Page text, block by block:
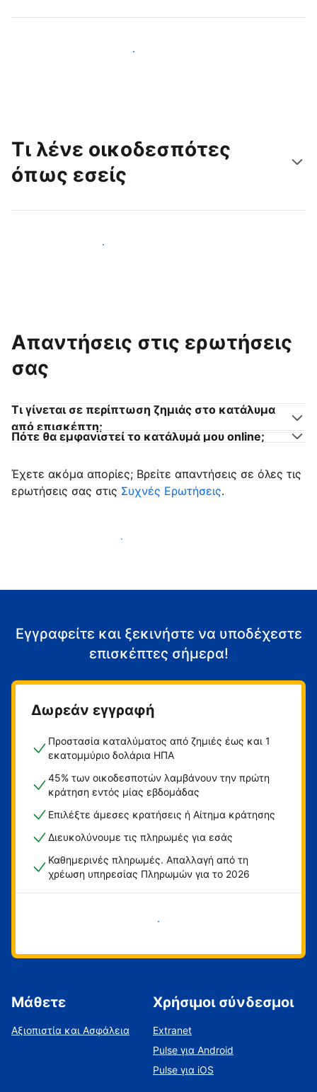
Προσελκύστε νέους επισκέπτες σήμερα
Τι λένε οικοδεσπότες
όπως εσείς
Γίνετε κι εσείς οικοδεσπότης
Απαντήσεις στις ερωτήσεις
σας
Τι γίνεται σε περίπτωση ζημιάς στο κατάλυμα
από επισκέπτη;
Πότε θα εμφανιστεί το κατάλυμά μου online;
Έχετε ακόμα απορίες; Βρείτε απαντήσεις σε όλες τις
ερωτήσεις σας στις Συχνές Ερωτήσεις.
Αρχίστε να υποδέχεστε επισκέπτες
Εγγραφείτε και ξεκινήστε να υποδέχεστε
επισκέπτες σήμερα!
Δωρεάν εγγραφή
Προστασία καταλύματος από ζημιές έως και 1
εκατομμύριο δολάρια ΗΠΑ
45% των οικοδεσποτών λαμβάνουν την πρώτη
κράτηση εντός μίας εβδομάδας
Επιλέξτε άμεσες κρατήσεις ή Αίτημα κράτησης
Διευκολύνουμε τις πληρωμές για εσάς
Καθημερινές πληρωμές. Απαλλαγή από τη
χρέωση υπηρεσίας Πληρωμών για το 2026
Ξεκινήστε τώρα
Μάθετε
Αξιοπιστία και Ασφάλεια
Χρήσιμοι σύνδεσμοι
Extranet
Pulse για Android
Pulse για iOS